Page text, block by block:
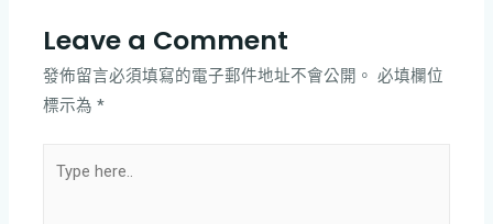
Leave a Comment
發佈留言必須填寫的電子郵件地址不會公開。 必填欄位
標示為*